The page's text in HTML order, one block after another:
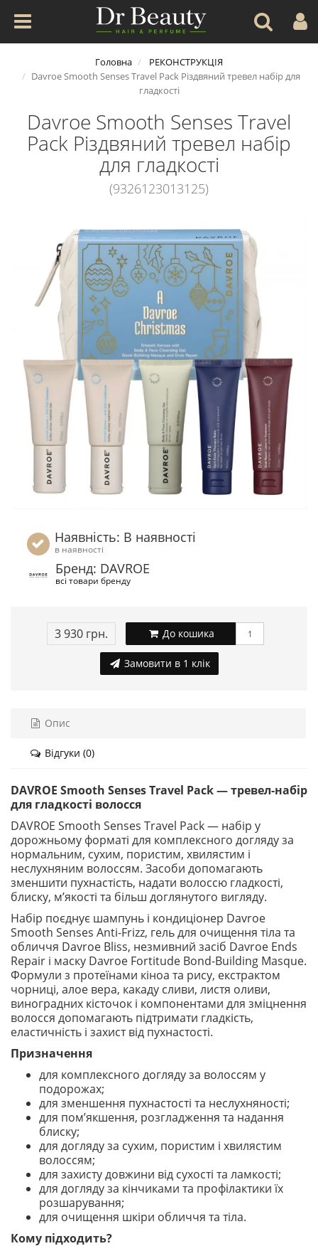
Головна
РЕКОНСТРУКЦІЯ
Davroe Smooth Senses Travel Pack Різдвяний тревел набір для
гладкості
Davroe Smooth Senses Travel
Pack Різдвяний тревел набір
для гладкості
(9326123013125)
Наявність: В наявності
в наявності
Бренд: DAVROE
всі товари бренду
3 930 грн. До кошика
Замовити в 1 клік
Опис
Відгуки (0)
DAVROE Smooth Senses Travel Pack — тревел-набір
для гладкості волосся
DAVROE Smooth Senses Travel Pack — набір у
дорожньому форматі для комплексного догляду за
нормальним, сухим, пористим, хвилястим і
неслухняним волоссям. Засоби допомагають
зменшити пухнастість, надати волоссю гладкості,
блиску, м’якості та більш доглянутого вигляду.
Набір поєднує шампунь і кондиціонер Davroe
Smooth Senses Anti-Frizz, гель для очищення тіла та
обличчя Davroe Bliss, незмивний засіб Davroe Ends
Repair і маску Davroe Fortitude Bond-Building Masque.
Формули з протеїнами кіноа та рису, екстрактом
чорниці, алое вера, какаду сливи, листя оливи,
виноградних кісточок і компонентами для зміцнення
волосся допомагають підтримати гладкість,
еластичність і захист від пухнастості.
Призначення
для комплексного догляду за волоссям у
подорожах;
для зменшення пухнастості та неслухняності;
для пом’якшення, розгладження та надання
блиску;
для догляду за сухим, пористим і хвилястим
волоссям;
для захисту довжини від сухості та ламкості;
для догляду за кінчиками та профілактики їх
розшарування;
для очищення шкіри обличчя та тіла.
Кому підходить?